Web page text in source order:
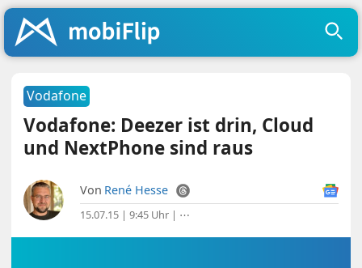
Vodafone
Vodafone: Deezer ist drin, Cloud
und NextPhone sind raus
Von René Hesse
15.07.15 | 9:45 Uhr | ⋯